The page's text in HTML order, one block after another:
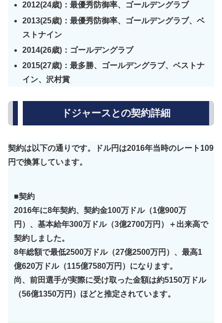
2012(24歳)：最優秀防御率、ゴールデングラブ
2013(25歳)：最優秀防御率、ゴールデングラブ、ベ
ストナイン
2014(26歳)：ゴールデングラブ
2015(27歳)：最多勝、ゴールデングラブ、ベストナ
イン、沢村賞
ドジャースとの契約詳細
契約は以下の通りです。ドル円は2016年当時のレート109
円で換算しています。
■契約
2016年に8年契約、契約金100万ドル（1億900万
円）、基本給年300万ドル（3億2700万円）＋出来高で
契約しました。
8年総額で最低2500万ドル（27億2500万円）、最高1
億620万ドル（115億7580万円）になります。
尚、前田選手が実際に受け取った金額は約5150万ドル
（56億1350万円）ほどと推定されています。